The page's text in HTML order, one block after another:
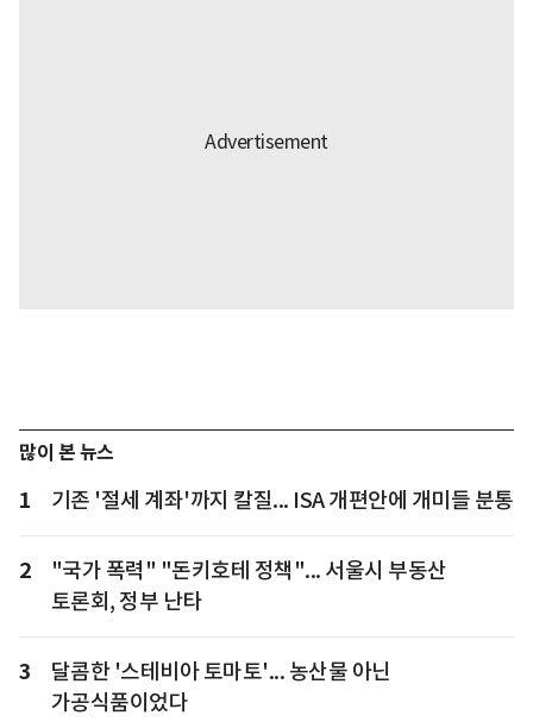
많이 본 뉴스
1 기존 '절세 계좌'까지 칼질... ISA 개편안에 개미들 분통
2
"국가 폭력" "돈키호테 정책"... 서울시 부동산
토론회, 정부 난타
3
달콤한 '스테비아 토마토'... 농산물 아닌
가공식품이었다